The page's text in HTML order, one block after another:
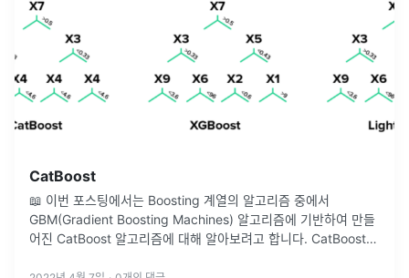
CatBoost
📖 이번 포스팅에서는 Boosting 계열의 알고리즘 중에서
GBM(Gradient Boosting Machines) 알고리즘에 기반하여 만들
어진 CatBoost 알고리즘에 대해 알아보려고 합니다. CatBoost는